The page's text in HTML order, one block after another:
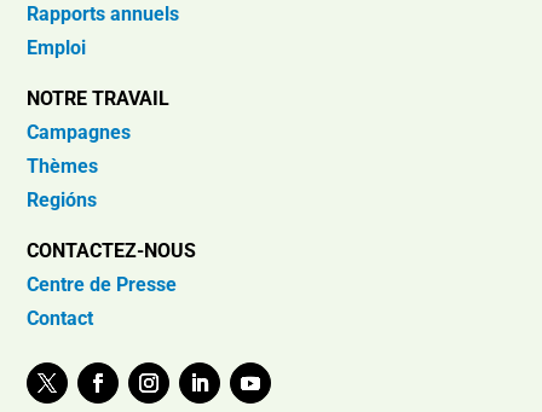
Rapports annuels
Emploi
NOTRE TRAVAIL
Campagnes
Thèmes
Regións
CONTACTEZ-NOUS
Centre de Presse
Contact